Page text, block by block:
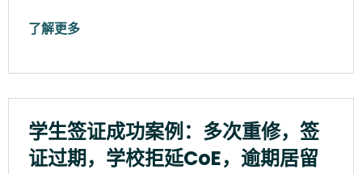
了解更多
学生签证成功案例：多次重修，签
证过期，学校拒延CoE，逾期居留